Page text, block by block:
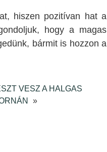
hiszen pozitívan hat a
hogy a magas
bármit is hozzon a
VESZ A HALGAS
»